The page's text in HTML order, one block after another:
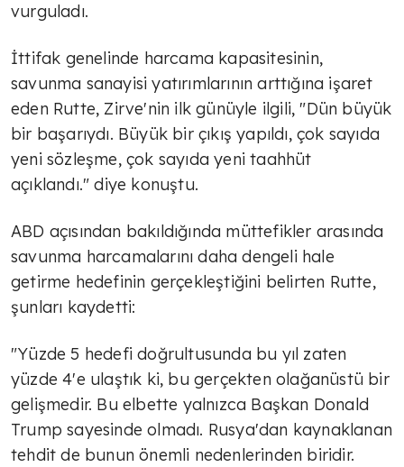
vurguladı.
İttifak genelinde harcama kapasitesinin,
savunma sanayisi yatırımlarının arttığına işaret
eden Rutte, Zirve'nin ilk günüyle ilgili, "Dün büyük
bir başarıydı. Büyük bir çıkış yapıldı, çok sayıda
yeni sözleşme, çok sayıda yeni taahhüt
açıklandı." diye konuştu.
ABD açısından bakıldığında müttefikler arasında
savunma harcamalarını daha dengeli hale
getirme hedefinin gerçekleştiğini belirten Rutte,
şunları kaydetti:
"Yüzde 5 hedefi doğrultusunda bu yıl zaten
yüzde 4'e ulaştık ki, bu gerçekten olağanüstü bir
gelişmedir. Bu elbette yalnızca Başkan Donald
Trump sayesinde olmadı. Rusya'dan kaynaklanan
tehdit de bunun önemli nedenlerinden biridir.